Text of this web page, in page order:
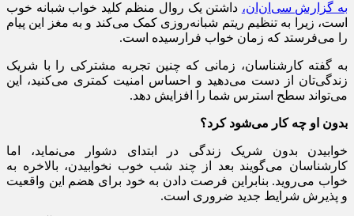
به گزارش سی‌ان‌ان، داشتن یک روال منظم کلید خواب شبانه خوب
است، زیرا به تنظیم ریتم شبانه‌روزی کمک می‌کند و به مغز این پیام
را می‌فرستد که زمان خواب فرارسیده است.
به گفته کارشناسان، زمانی که چنین تجربه مشترکی را با شریک
زندگی‌تان از دست می‌دهید و احساس امنیت کمتری می‌کنید، این
می‌تواند سطح استرس شما را افزایش دهد.
بدون او چه کار می‌شود کرد؟
خوابیدن بدون شریک زندگی در ابتدای دشوار می‌نماید، اما
کارشناسان می‌گویند بعد از چند شب خوب‌ نخوابیدن، بالاخره به
خواب می‌روید. بنابراین فرصت دادن به خود برای هضم این واقعیت
و پذیرش شرایط جدید ضروری است.